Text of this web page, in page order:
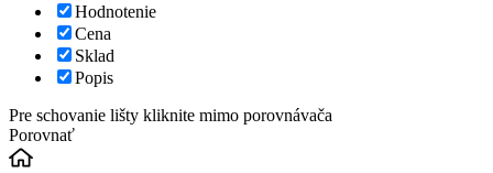
Hodnotenie
Cena
Sklad
Popis
Pre schovanie lišty kliknite mimo porovnávača
Porovnať